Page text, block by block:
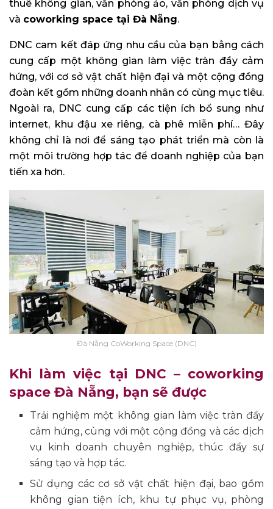
thuê không gian, văn phòng ảo, văn phòng dịch vụ
và coworking space tại Đà Nẵng.
DNC cam kết đáp ứng nhu cầu của bạn bằng cách
cung cấp một không gian làm việc tràn đầy cảm
hứng, với cơ sở vật chất hiện đại và một cộng đồng
đoàn kết gồm những doanh nhân có cùng mục tiêu.
Ngoài ra, DNC cung cấp các tiện ích bổ sung như
internet, khu đậu xe riêng, cà phê miễn phí… Đây
không chỉ là nơi để sáng tạo phát triển mà còn là
một môi trường hợp tác để doanh nghiệp của bạn
tiến xa hơn.
Đà Nẵng CoWorking Space (DNC)
Khi làm việc tại DNC – coworking
space Đà Nẵng, bạn sẽ được
Trải nghiệm một không gian làm việc tràn đầy
cảm hứng, cùng với một cộng đồng và các dịch
vụ kinh doanh chuyên nghiệp, thúc đẩy sự
sáng tạo và hợp tác.
Sử dụng các cơ sở vật chất hiện đại, bao gồm
không gian tiện ích, khu tự phục vụ, phòng